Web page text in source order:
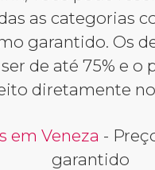
as categorias
garantido. Os
de até 75% e o
diretamente
em Veneza -
garantido